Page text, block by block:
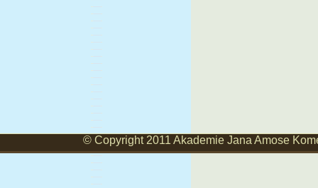
© Copyright 2011 Akademie Jana Amose